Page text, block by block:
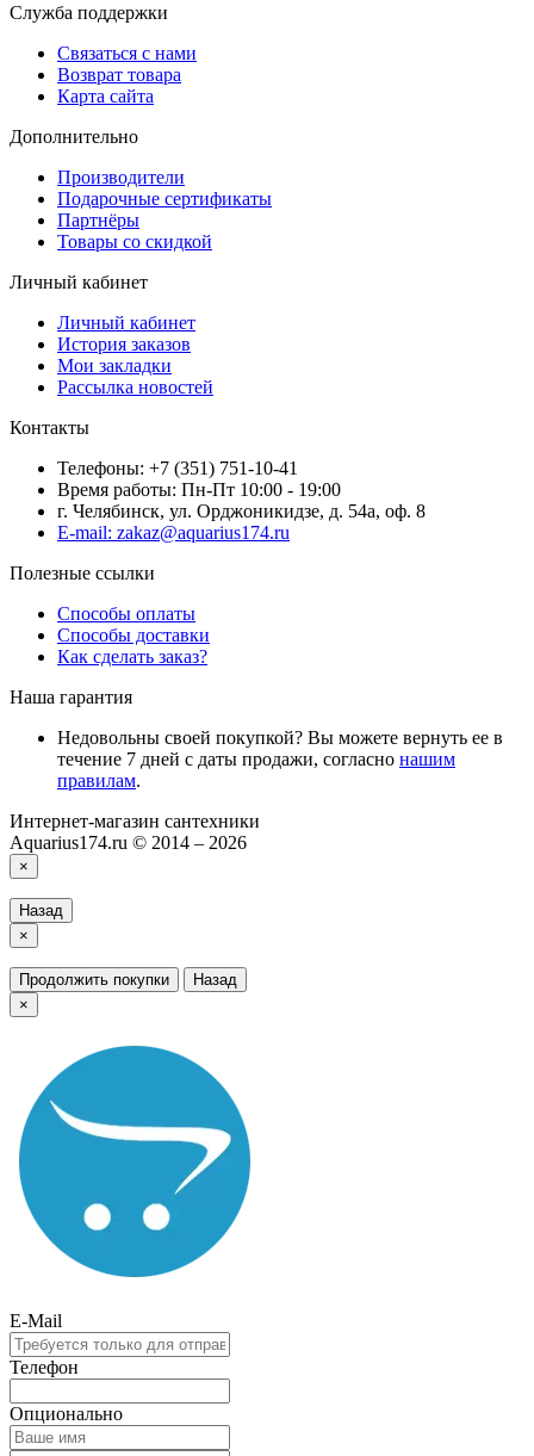
Служба поддержки
Связаться с нами
Возврат товара
Карта сайта
Дополнительно
Производители
Подарочные сертификаты
Партнёры
Товары со скидкой
Личный кабинет
Личный кабинет
История заказов
Мои закладки
Рассылка новостей
Контакты
Телефоны: +7 (351) 751-10-41
Время работы: Пн-Пт 10:00 - 19:00
г. Челябинск, ул. Орджоникидзе, д. 54а, оф. 8
E-mail: zakaz@aquarius174.ru
Полезные ссылки
Способы оплаты
Способы доставки
Как сделать заказ?
Наша гарантия
Недовольны своей покупкой? Вы можете вернуть ее в
течение 7 дней с даты продажи, согласно нашим
правилам.
Интернет-магазин сантехники
Aquarius174.ru © 2014 – 2026
×
Назад
×
Продолжить покупки
Назад
×
E-Mail
Телефон
Опционально